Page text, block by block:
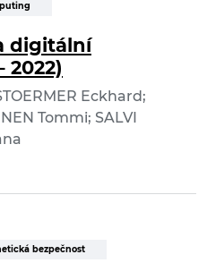
digitální
2022)
Eckhard;
Tommi; SALVI
bezpečnost